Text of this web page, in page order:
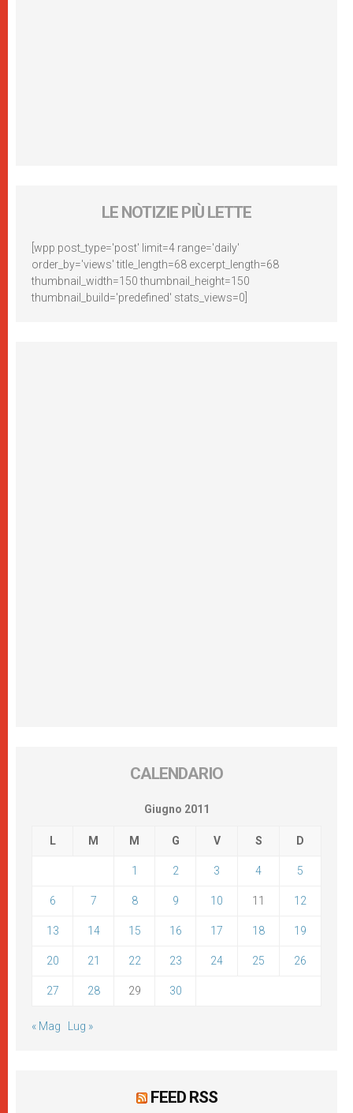
LE NOTIZIE PIÙ LETTE
[wpp post_type='post' limit=4 range='daily'
order_by='views' title_length=68 excerpt_length=68
thumbnail_width=150 thumbnail_height=150
thumbnail_build='predefined' stats_views=0]
CALENDARIO
Giugno 2011
L M M G V S D
1 2 3 4 5
6 7 8 9 10 11 12
13 14 15 16 17 18 19
20 21 22 23 24 25 26
27 28 29 30
« Mag Lug »
FEED RSS